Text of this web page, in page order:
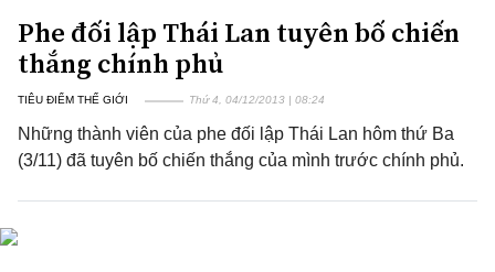
Phe đối lập Thái Lan tuyên bố chiến
thắng chính phủ
TIÊU ĐIỂM THẾ GIỚI Thứ 4, 04/12/2013 | 08:24
Những thành viên của phe đối lập Thái Lan hôm thứ Ba
(3/11) đã tuyên bố chiến thắng của mình trước chính phủ.